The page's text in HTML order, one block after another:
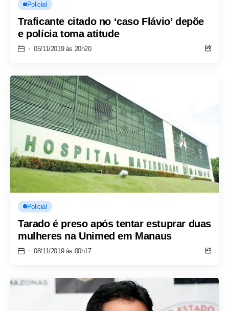
Policial
Traficante citado no ‘caso Flávio’ depõe
e polícia toma atitude
05/11/2019 às 20h20
Policial
Tarado é preso após tentar estuprar duas
mulheres na Unimed em Manaus
08/11/2019 às 00h17